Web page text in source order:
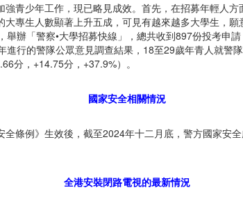
青少年工作，現已略見成效。首先，在招募年輕人
大專生人數顯著上升五成，可見有越來越多大學生，
舉辦「警察•大學招募快線」，總共收到897份投考申
進行的警隊公眾意見調查結果，18至29歲年青人就警
分，+14.75分，+37.9%）。
國家安全相關情況
全條例》生效後，截至2024年十二月底，警方國家安
全港安裝閉路電視的最新情況